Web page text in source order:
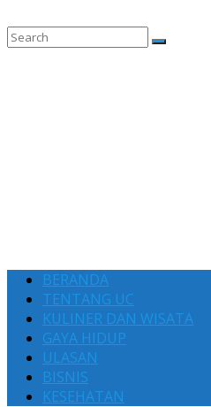
BERANDA
TENTANG UC
KULINER DAN WISATA
GAYA HIDUP
ULASAN
BISNIS
KESEHATAN